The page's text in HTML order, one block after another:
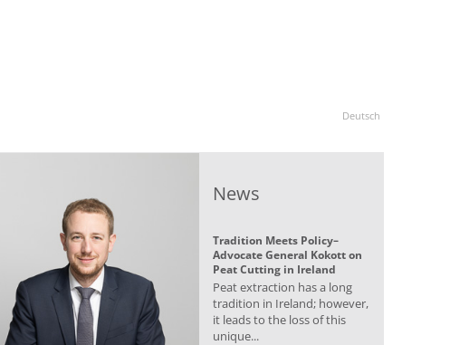
Deutsch
News
Tradition Meets Policy–
Advocate General Kokott on
Peat Cutting in Ireland
Peat extraction has a long
tradition in Ireland; however,
it leads to the loss of this
unique...